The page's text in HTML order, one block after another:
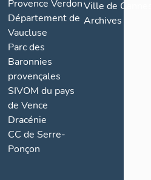
Provence Verdon
Département de
Vaucluse
Parc des
Baronnies
provençales
SIVOM du pays
de Vence
Dracénie
CC de Serre-
Ponçon
Ville de
Archives